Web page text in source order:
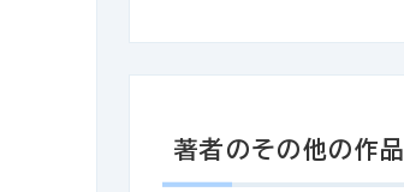
著者のその他の作品